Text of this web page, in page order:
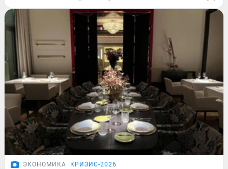
ЭКОНОМИКА КРИЗИС-2026